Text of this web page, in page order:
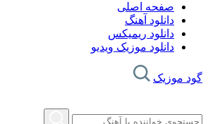
صفحه اصلی
دانلود آهنگ
دانلود ریمیکس
دانلود موزیک ویدیو
گود موزیک